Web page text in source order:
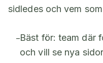
sidledes och vem
–Bäst för: team där
och vill se nya